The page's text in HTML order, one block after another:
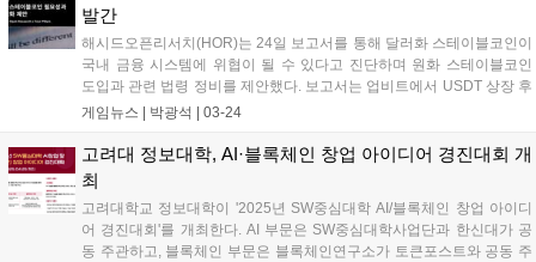
발간
해시드오픈리서치(HOR)는 24일 보고서를 통해 달러화 스테이블코인이
국내 금융 시스템에 위협이 될 수 있다고 진단하며 원화 스테이블코인
도입과 관련 법령 정비를 제안했다. 보고서는 업비트에서 USDT 상장 후
전체 자본 유출의 60%가 USDT를 통해 이뤄졌으며, 가상자산 해외 유출
내 디지털 자산 시장 경쟁력 강화에 기여하고, 가상자산 시장 왜곡 현상
해소에 도움이 될 것이라고 설명했다....
게임뉴스 | 박광석 | 03-24
고려대 정보대학, AI·블록체인 창업 아이디어 경진대회 개
최
고려대학교 정보대학이 '2025년 SW중심대학 AI/블록체인 창업 아이디
어 경진대회'를 개최한다. AI 부문은 SW중심대학사업단과 한신대가 공
동 주관하고, 블록체인 부문은 블록체인연구소가 토큰포스트와 공동 주